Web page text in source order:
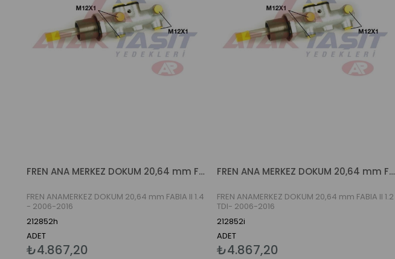
FREN ANA MERKEZ DOKUM 20,64 mm FABIA II 1.4 - 2006-2015
FREN ANAMERKEZ DOKUM 20,64 mm FABIA II 1.4
- 2006-2016
212852h
ADET
₺4.867,20
FREN ANA MERKEZ DOKUM 20,64 mm FABIA II 1.2 TDI- 2006-2015
FREN ANAMERKEZ DOKUM 20,64 mm FABIA II 1.2
TDI- 2006-2016
212852i
ADET
₺4.867,20